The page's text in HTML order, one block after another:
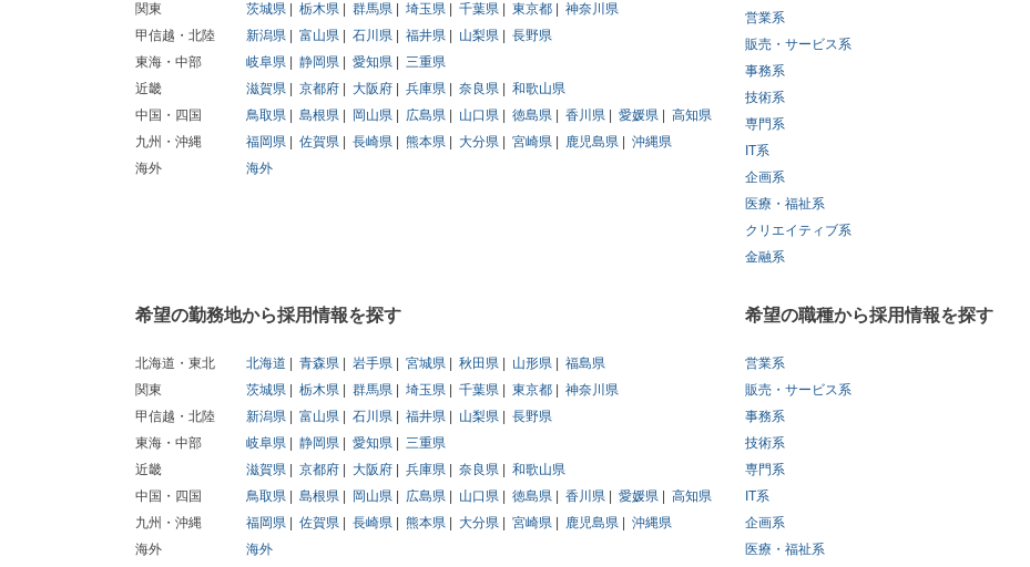
関東
茨城県 栃木県 群馬県 埼玉県 千葉県 東京都
神奈川県
甲信越・北陸
新潟県 富山県 石川県 福井県 山梨県
長野県
東海・中部
岐阜県 静岡県 愛知県
三重県
近畿
滋賀県 京都府 大阪府 兵庫県 奈良県
和歌山県
中国・四国
鳥取県 島根県 岡山県 広島県 山口県 徳島県 香川県 愛媛県
高知県
九州・沖縄
福岡県 佐賀県 長崎県 熊本県 大分県 宮崎県 鹿児島県
沖縄県
海外
海外
営業系
販売・サービス系
事務系
技術系
専門系
IT系
企画系
医療・福祉系
クリエイティブ系
金融系
希望の勤務地から採用情報を探す
北海道・東北 北海道 青森県 岩手県 宮城県 秋田県 山形県
福島県
関東
茨城県 栃木県 群馬県 埼玉県 千葉県 東京都
神奈川県
甲信越・北陸
新潟県 富山県 石川県 福井県 山梨県
長野県
東海・中部
岐阜県 静岡県 愛知県
三重県
近畿
滋賀県 京都府 大阪府 兵庫県 奈良県
和歌山県
中国・四国
鳥取県 島根県 岡山県 広島県 山口県 徳島県 香川県 愛媛県
高知県
九州・沖縄
福岡県 佐賀県 長崎県 熊本県 大分県 宮崎県 鹿児島県
沖縄県
海外
海外
希望の職種から採用情報を探す
営業系
販売・サービス系
事務系
技術系
専門系
IT系
企画系
医療・福祉系